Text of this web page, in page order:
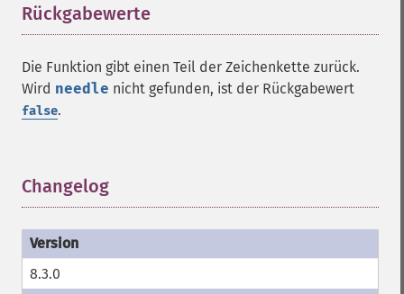
Rückgabewerte
Die Funktion gibt einen Teil der Zeichenkette zurück.
Wird needle nicht gefunden, ist der Rückgabewert
false.
Changelog
8.3.0